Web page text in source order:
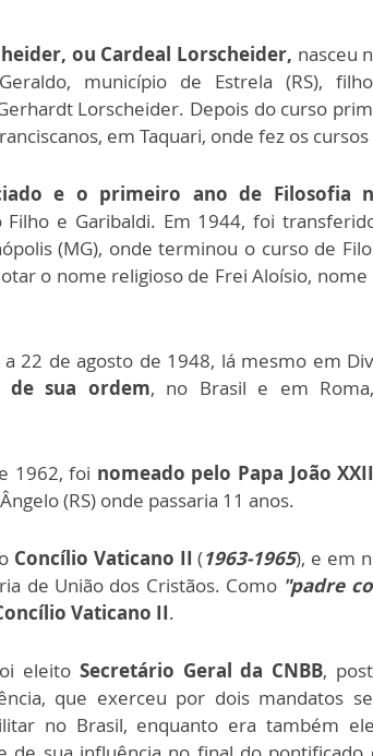
ou Cardeal Lorscheider, nasceu
município de Estrela (RS),
Lorscheider. Depois do curso
em Taquari, onde fez os cursos
e o primeiro ano de Filosofia
Filho e Garibaldi. Em 1944, foi
(MG), onde terminou o curso de
o nome religioso de Frei Aloísio,
22 de agosto de 1948, lá mesmo em
de sua ordem, no Brasil e em
1962, foi nomeado pelo Papa João
(RS) onde passaria 11 anos.
Concílio Vaticano II (1963-1965), e em
de União dos Cristãos. Como "padre
Vaticano II.
eleito Secretário Geral da CNBB,
que exerceu por dois mandatos
no Brasil, enquanto era também